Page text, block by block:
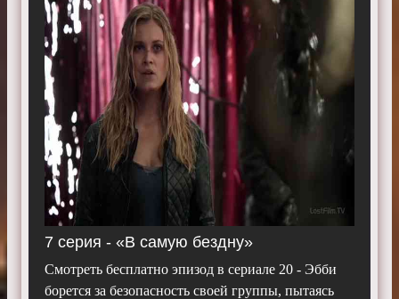
7 серия - «В самую бездну»
Смотреть бесплатно эпизод в сериале 20 - Эбби
борется за безопасность своей группы, пытаясь